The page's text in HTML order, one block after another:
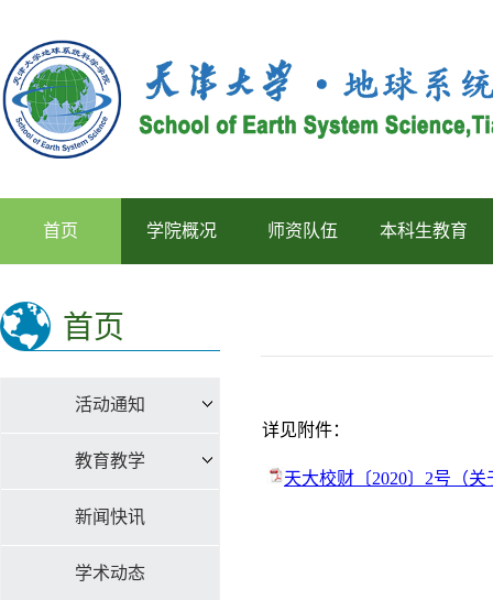
首页 学院概况 师资队伍 本科生教育
首页
活动通知
教育教学
新闻快讯
学术动态
详见附件：
天大校财〔2020〕2号（